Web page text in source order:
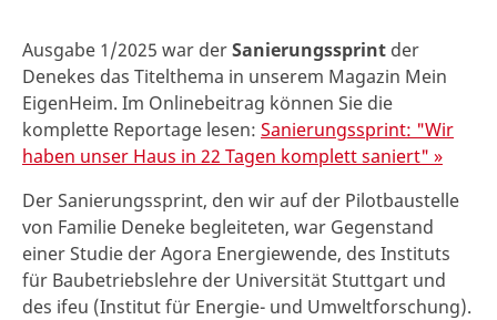
Ausgabe 1/2025 war derSanierungssprint der
Denekes das Titelthema in unserem Magazin Mein
EigenHeim. Im Onlinebeitrag können Sie die
komplette Reportage lesen: Sanierungssprint: "Wir
haben unser Haus in 22 Tagen komplett saniert" »
Der Sanierungssprint, den wir auf der Pilotbaustelle
von Familie Deneke begleiteten, war Gegenstand
einer Studie der Agora Energiewende, des Instituts
für Baubetriebslehre der Universität Stuttgart und
des ifeu (Institut für Energie- und Umweltforschung).